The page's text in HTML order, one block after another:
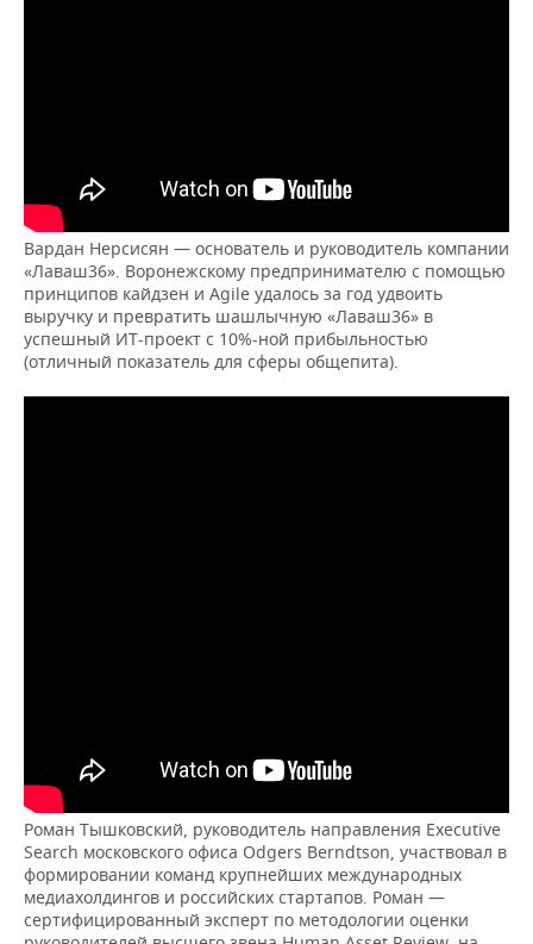
Вардан Нерсисян — основатель и руководитель компании
«Лаваш36». Воронежскому предпринимателю с помощью
принципов кайдзен и Agile удалось за год удвоить
выручку и превратить шашлычную «Лаваш36» в
успешный ИТ-проект с 10%-ной прибыльностью
(отличный показатель для сферы общепита).
Роман Тышковский, руководитель направления Executive
Search московского офиса Odgers Berndtson, участвовал в
формировании команд крупнейших международных
медиахолдингов и российских стартапов. Роман —
сертифицированный эксперт по методологии оценки